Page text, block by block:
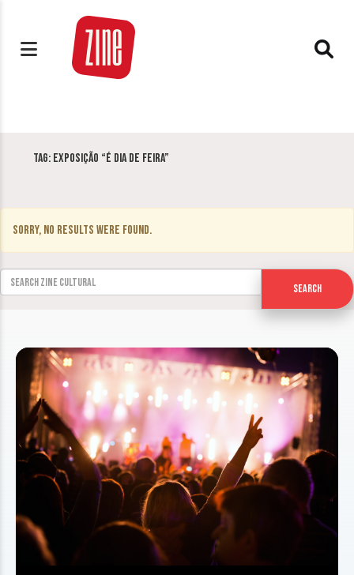
Tag: Exposição “É Dia de Feira”
Sorry, no results were found.
Search for:
Search